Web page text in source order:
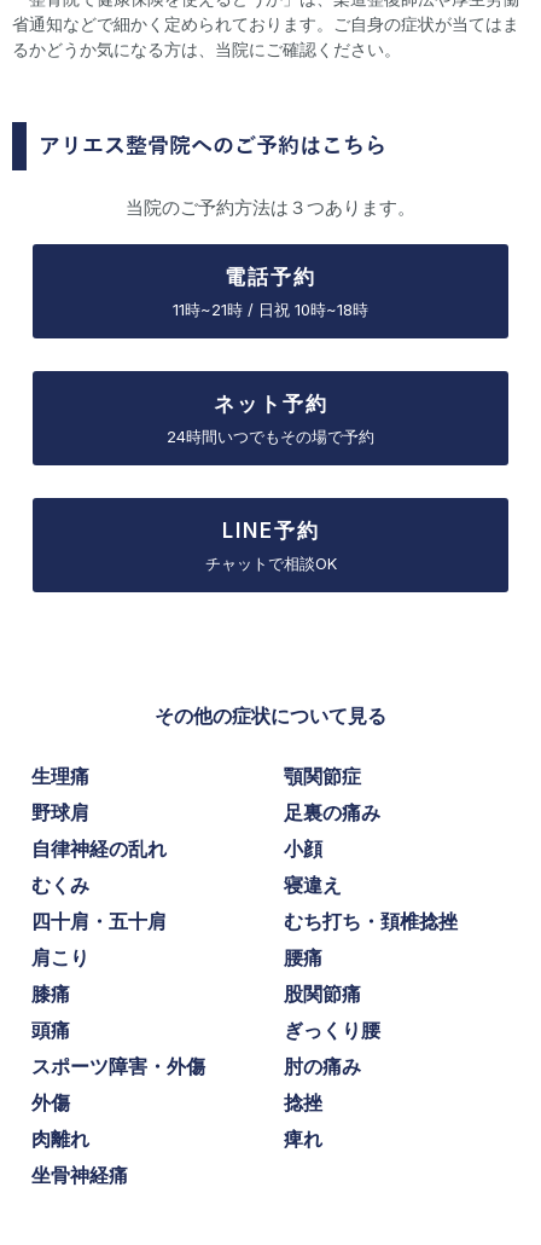
省通知などで細かく定められております。ご自身の症状が当てはま
るかどうか気になる方は、当院にご確認ください。
アリエス整骨院へのご予約はこちら
当院のご予約方法は３つあります。
電話予約
11時~21時 / 日祝 10時~18時
ネット予約
24時間いつでもその場で予約
LINE予約
チャットで相談OK
その他の症状について見る
生理痛
顎関節症
野球肩
足裏の痛み
自律神経の乱れ
小顔
むくみ
寝違え
四十肩・五十肩
むち打ち・頚椎捻挫
肩こり
腰痛
膝痛
股関節痛
頭痛
ぎっくり腰
スポーツ障害・外傷
肘の痛み
外傷
捻挫
肉離れ
痺れ
坐骨神経痛